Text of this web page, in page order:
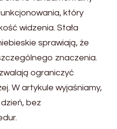
który
widzenia. Stała
sprawiają, że
znaczenia.
ograniczyć
W artykule wyjaśniamy,
bez